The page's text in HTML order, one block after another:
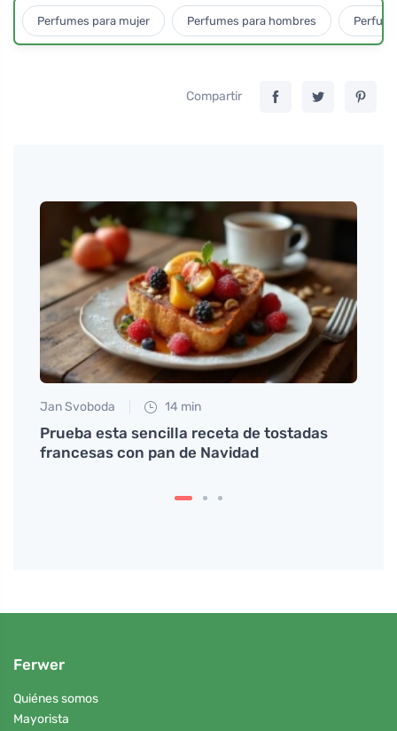
Perfumes para mujer Perfumes para hombres
Compartir
Jan Svoboda 14 min
Prueba esta sencilla receta de tostadas
francesas con pan de Navidad
Ferwer
Quiénes somos
Mayorista